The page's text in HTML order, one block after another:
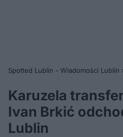
Spotted Lublin - Wiadomości Lublin
Karuzela
Ivan Brkić
Lublin